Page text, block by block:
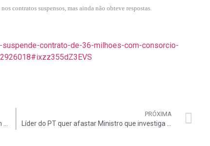
contratos suspensos, mas ainda não obteve respostas.
contrato-de-36-milhoes-com-consorcio-
PRÓXIMA